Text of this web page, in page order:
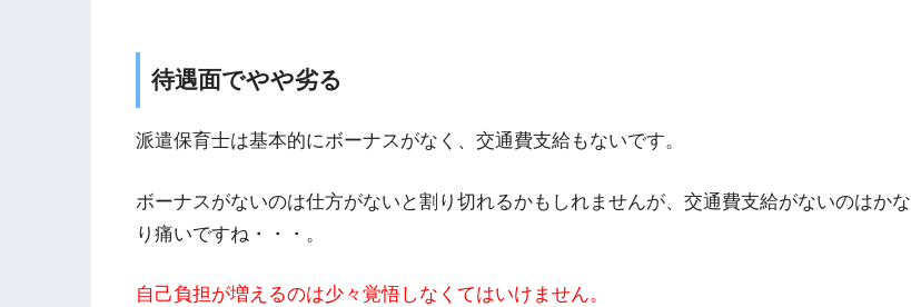
待遇面でやや劣る
派遣保育士は基本的にボーナスがなく、交通費支給もないです。
ボーナスがないのは仕方がないと割り切れるかもしれませんが、交通費支給がないのはかな
り痛いですね・・・。
自己負担が増えるのは少々覚悟しなくてはいけません。